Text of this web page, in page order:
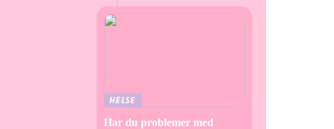
HELSE
Har du problemer med